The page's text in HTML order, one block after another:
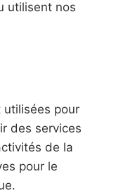
utilisent nos
utilisées pour
des services
de la
pour le